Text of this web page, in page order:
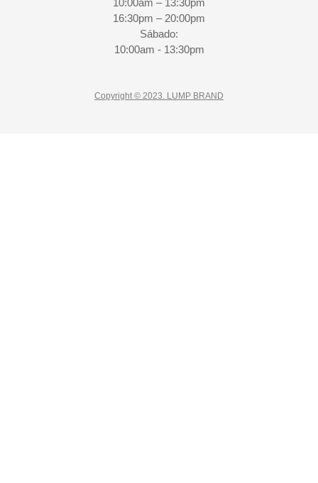
16:30pm – 20:00pm
Sábado:
10:00am - 13:30pm
Copyright © 2023. LUMP BRAND